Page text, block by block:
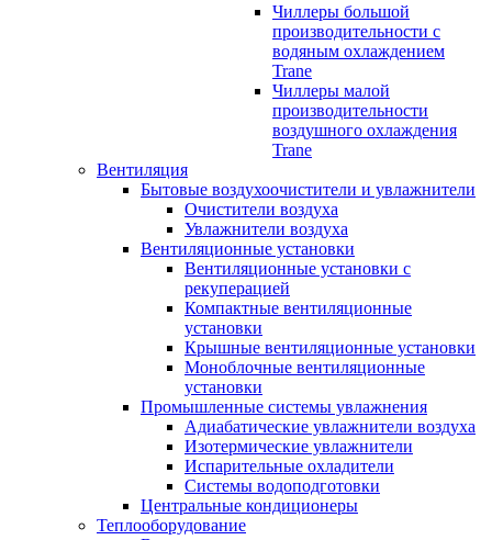
Чиллеры большой
производительности с
водяным охлаждением
Trane
Чиллеры малой
производительности
воздушного охлаждения
Trane
Вентиляция
Бытовые воздухоочистители и увлажнители
Очистители воздуха
Увлажнители воздуха
Вентиляционные установки
Вентиляционные установки с
рекуперацией
Компактные вентиляционные
установки
Крышные вентиляционные установки
Моноблочные вентиляционные
установки
Промышленные системы увлажнения
Адиабатические увлажнители воздуха
Изотермические увлажнители
Испарительные охладители
Системы водоподготовки
Центральные кондиционеры
Теплооборудование